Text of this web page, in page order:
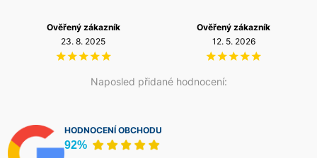
Naposled přidané hodnocení:
Ověřený zákazník
23. 8. 2025
Ověřený zákazník
12. 5. 2026
HODNOCENÍ OBCHODU
92%